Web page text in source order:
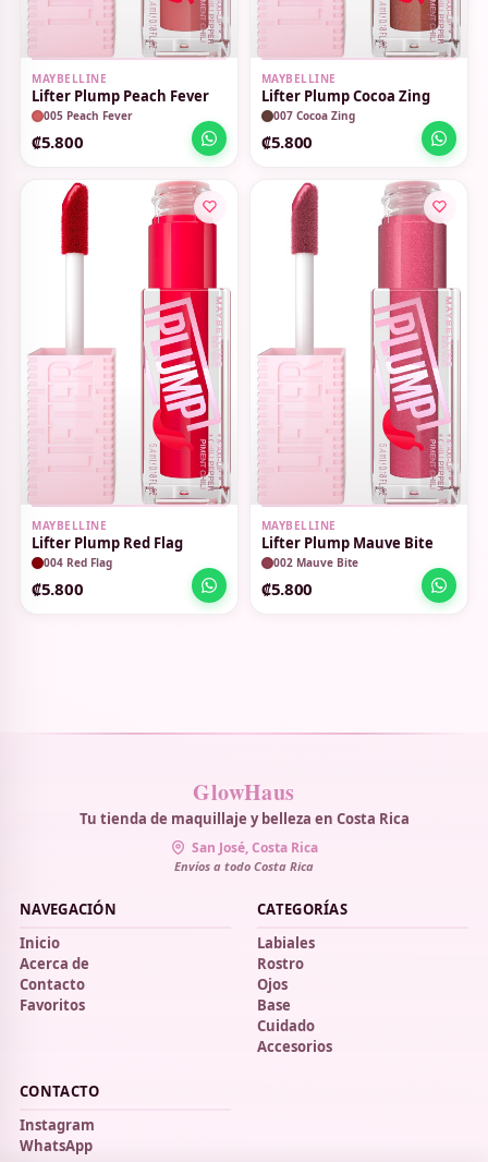
MAYBELLINE
Lifter Plump Peach Fever
005 Peach Fever
₡5.800
MAYBELLINE
Lifter Plump Cocoa Zing
007 Cocoa Zing
₡5.800
MAYBELLINE
Lifter Plump Red Flag
004 Red Flag
₡5.800
MAYBELLINE
Lifter Plump Mauve Bite
002 Mauve Bite
₡5.800
GlowHaus
Tu tienda de maquillaje y belleza en Costa Rica
San José, Costa Rica
Envíos a todo Costa Rica
NAVEGACIÓN
Inicio
Acerca de
Contacto
Favoritos
CATEGORÍAS
Labiales
Rostro
Ojos
Base
Cuidado
Accesorios
CONTACTO
Instagram
WhatsApp